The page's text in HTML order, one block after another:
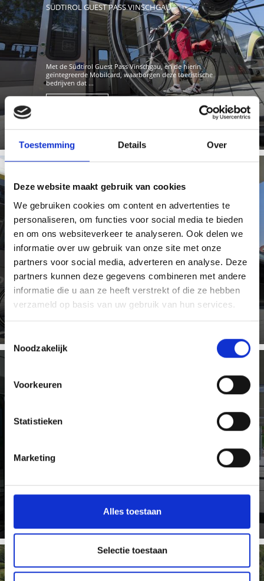
Toestemming Details Over
Deze website maakt gebruik van cookies
We gebruiken cookies om content en advertenties te
personaliseren, om functies voor social media te bieden
en om ons websiteverkeer te analyseren. Ook delen we
informatie over uw gebruik van onze site met onze
partners voor social media, adverteren en analyse. Deze
partners kunnen deze gegevens combineren met andere
informatie die u aan ze heeft verstrekt of die ze hebben
verzameld op basis van uw gebruik van hun services.
Toestemmingsselectie
Noodzakelijk
Voorkeuren
Statistieken
Marketing
Alles toestaan
Selectie toestaan
SÜDTIROL GUEST PASS VINSCHGAU
Met de Südtirol Guest Pass Vinschgau, en de hierin
geïntegreerde Mobilcard, waarborgen deze toeristische
bedrijven dat ...
MOBILCARD
Met de Mobilcard kunt u onbeperkt gebruikmaken van
het gehele openbaar vervoer in Zuid-Tirol, op één, drie,
of zeven ...
Meer weten
Het Zuid-Tirools Vervoerbedrijf omvat de stads- en
streekbussen, de citybussen, de regionale treinen van